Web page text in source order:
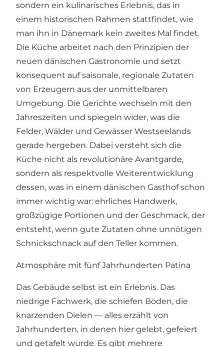
sondern ein kulinarisches Erlebnis, das in
einem historischen Rahmen stattfindet, wie
man ihn in Dänemark kein zweites Mal findet.
Die Küche arbeitet nach den Prinzipien der
neuen dänischen Gastronomie und setzt
konsequent auf saisonale, regionale Zutaten
von Erzeugern aus der unmittelbaren
Umgebung. Die Gerichte wechseln mit den
Jahreszeiten und spiegeln wider, was die
Felder, Wälder und Gewässer Westseelands
gerade hergeben. Dabei versteht sich die
Küche nicht als revolutionäre Avantgarde,
sondern als respektvolle Weiterentwicklung
dessen, was in einem dänischen Gasthof schon
immer wichtig war: ehrliches Handwerk,
großzügige Portionen und der Geschmack, der
entsteht, wenn gute Zutaten ohne unnötigen
Schnickschnack auf den Teller kommen.
Atmosphäre mit fünf Jahrhunderten Patina
Das Gebäude selbst ist ein Erlebnis. Das
niedrige Fachwerk, die schiefen Böden, die
knarzenden Dielen — alles erzählt von
Jahrhunderten, in denen hier gelebt, gefeiert
und getafelt wurde. Es gibt mehrere